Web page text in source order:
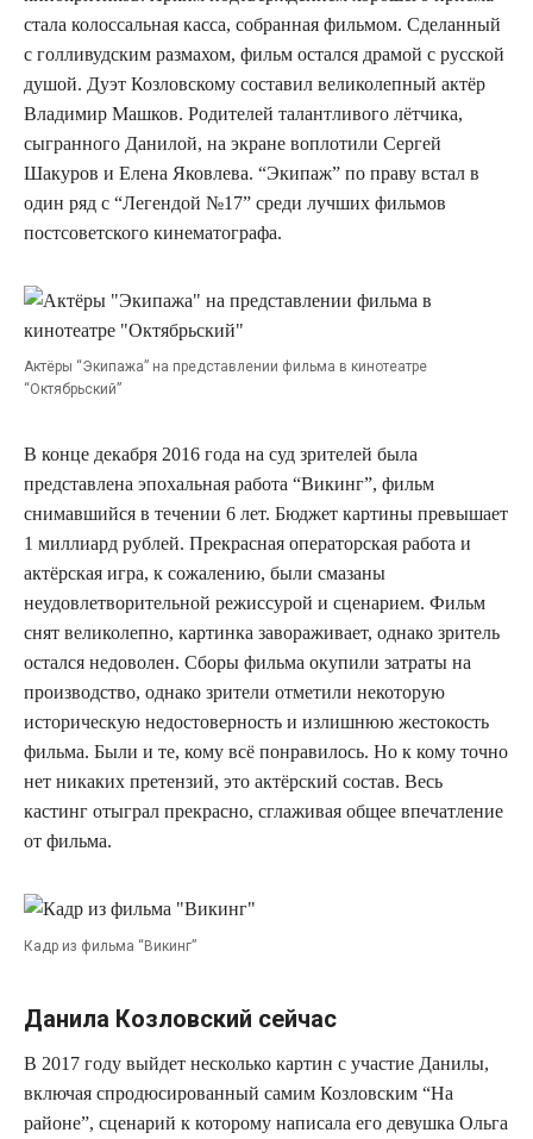
стала колоссальная касса, собранная фильмом. Сделанный
с голливудским размахом, фильм остался драмой с русской
душой. Дуэт Козловскому составил великолепный актёр
Владимир Машков. Родителей талантливого лётчика,
сыгранного Данилой, на экране воплотили Сергей
Шакуров и Елена Яковлева. “Экипаж” по праву встал в
один ряд с “Легендой №17” среди лучших фильмов
постсоветского кинематографа.
Актёры “Экипажа” на представлении фильма в кинотеатре
“Октябрьский”
В конце декабря 2016 года на суд зрителей была
представлена эпохальная работа “Викинг”, фильм
снимавшийся в течении 6 лет. Бюджет картины превышает
1 миллиард рублей. Прекрасная операторская работа и
актёрская игра, к сожалению, были смазаны
неудовлетворительной режиссурой и сценарием. Фильм
снят великолепно, картинка завораживает, однако зритель
остался недоволен. Сборы фильма окупили затраты на
производство, однако зрители отметили некоторую
историческую недостоверность и излишнюю жестокость
фильма. Были и те, кому всё понравилось. Но к кому точно
нет никаких претензий, это актёрский состав. Весь
кастинг отыграл прекрасно, сглаживая общее впечатление
от фильма.
Кадр из фильма “Викинг”
Данила Козловский сейчас
В 2017 году выйдет несколько картин с участие Данилы,
включая спродюсированный самим Козловским “На
районе”, сценарий к которому написала его девушка Ольга